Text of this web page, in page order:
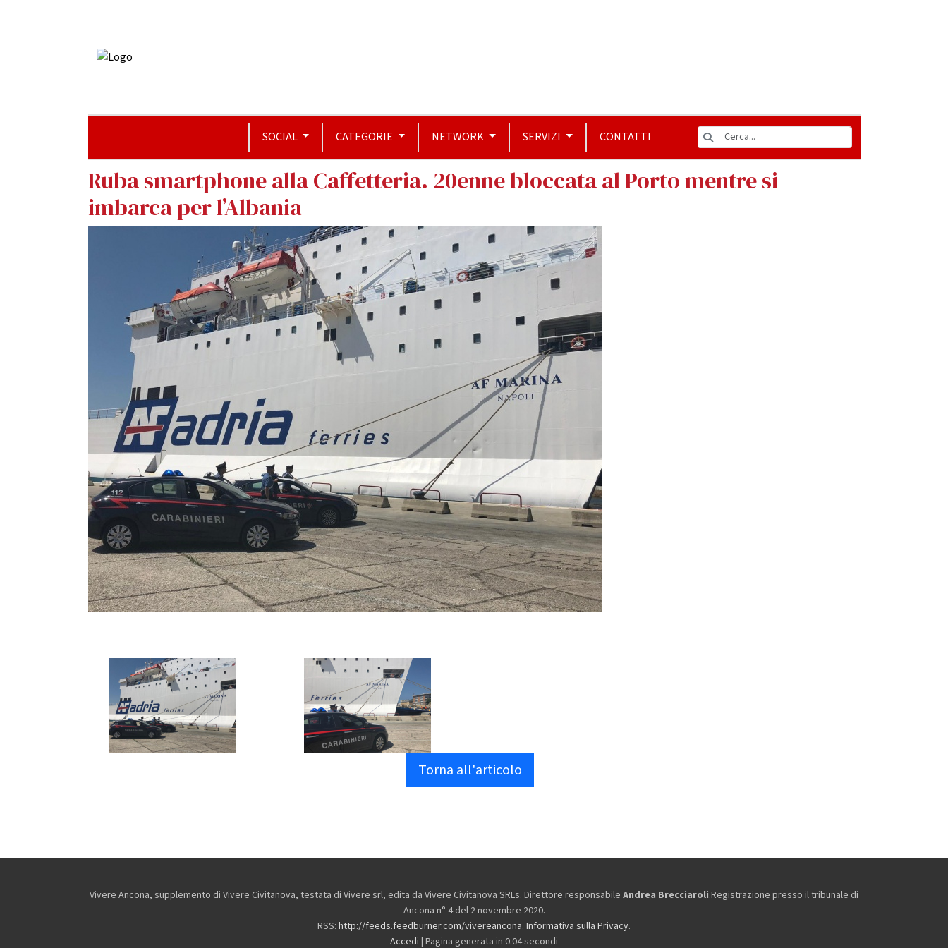
SOCIAL CATEGORIE NETWORK SERVIZI CONTATTI
Ruba smartphone alla Caffetteria. 20enne bloccata al Porto mentre si
imbarca per l’Albania
Torna all'articolo
Vivere Ancona, supplemento di Vivere Civitanova, testata di Vivere srl, edita da Vivere Civitanova SRLs. Direttore responsabile Andrea Brecciaroli.Registrazione presso il tribunale di
Ancona n° 4 del 2 novembre 2020.
RSS: http://feeds.feedburner.com/vivereancona. Informativa sulla Privacy.
Accedi | Pagina generata in 0.04 secondi